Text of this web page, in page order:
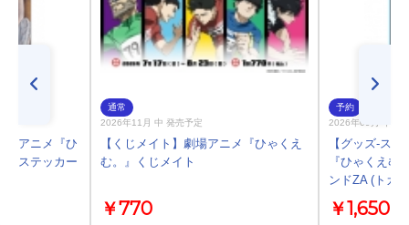
場アニメ『ひ
ドステッカー
通常
2026年11月 中 発売予定
【くじメイト】劇場アニメ『ひゃくえ
む。』くじメイト
￥770
予約
2026年09月 下旬
【グッズ-ス
『ひゃくえむ
ンドZA (トガ
￥1,650